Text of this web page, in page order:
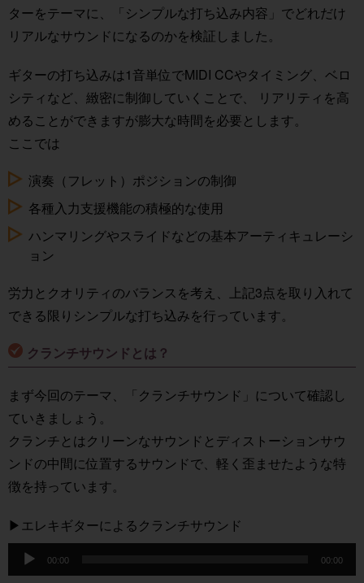
ターをテーマに、「シンプルな打ち込み内容」でどれだけ
リアルなサウンドになるのかを検証しました。
ギターの打ち込みは1音単位でMIDI CCやタイミング、ベロ
シティなど、緻密に制御していくことで、 リアリティを高
めることができますが膨大な時間を必要とします。
ここでは
演奏（フレット）ポジションの制御
各種入力支援機能の積極的な使用
ハンマリングやスライドなどの基本アーティキュレーシ
ョン
労力とクオリティのバランスを考え、上記3点を取り入れて
できる限りシンプルな打ち込みを行っています。
クランチサウンドとは？
まず今回のテーマ、「クランチサウンド」について確認し
ていきましょう。
クランチとはクリーンなサウンドとディストーションサウ
ンドの中間に位置するサウンドで、軽く歪ませたような特
徴を持っています。
▶︎エレキギターによるクランチサウンド
音
00:00 00:00